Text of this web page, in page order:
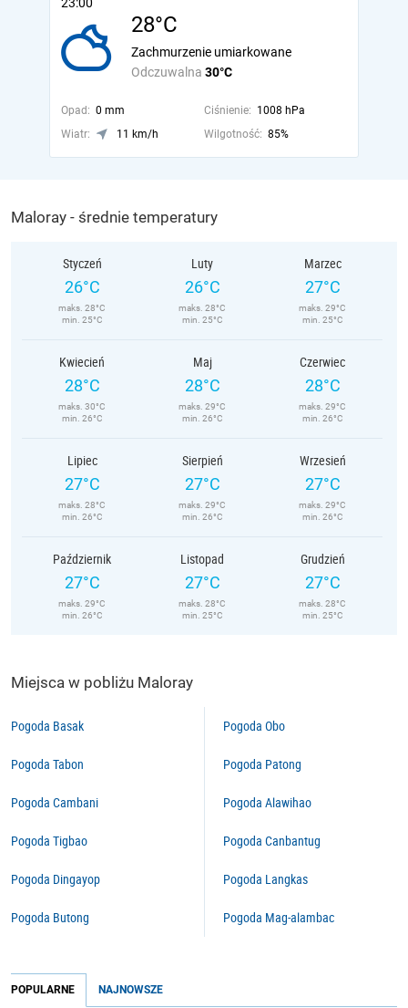
28°C
Odczuwalna 30°C
Zachmurzenie umiarkowane
Opad: 0 mm Ciśnienie: 1008 hPa
Wiatr:
11 km/h Wilgotność: 85%
Maloray - średnie temperatury
Styczeń
26°C
maks. 28°C
min. 25°C
Luty
26°C
maks. 28°C
min. 25°C
Marzec
27°C
maks. 29°C
min. 25°C
Kwiecień
28°C
maks. 30°C
min. 26°C
Maj
28°C
maks. 29°C
min. 26°C
Czerwiec
28°C
maks. 29°C
min. 26°C
Lipiec
27°C
maks. 28°C
min. 26°C
Sierpień
27°C
maks. 29°C
min. 26°C
Wrzesień
27°C
maks. 29°C
min. 26°C
Październik
27°C
maks. 29°C
min. 26°C
Listopad
27°C
maks. 28°C
min. 25°C
Grudzień
27°C
maks. 28°C
min. 25°C
Miejsca w pobliżu Maloray
Pogoda Basak
Pogoda Tabon
Pogoda Cambani
Pogoda Tigbao
Pogoda Dingayop
Pogoda Butong
Pogoda Obo
Pogoda Patong
Pogoda Alawihao
Pogoda Canbantug
Pogoda Langkas
Pogoda Mag-alambac
POPULARNE NAJNOWSZE